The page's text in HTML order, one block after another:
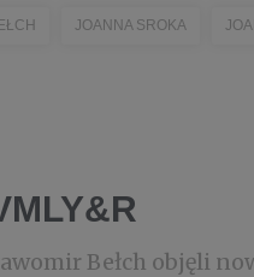
JOANNA SROKA
Bełch objęli